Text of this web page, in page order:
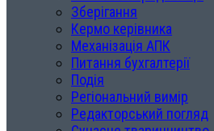
Зберігання
Кермо керівника
Механізація АПК
Питання бухгалтерії
Подія
Регіональний вимір
Редакторський погляд